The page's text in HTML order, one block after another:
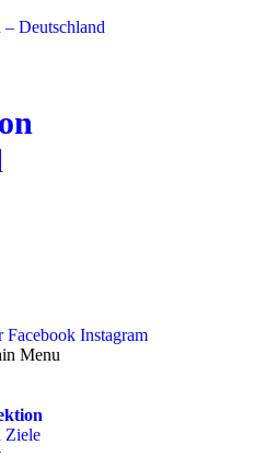
Deutschland
Facebook Instagram
Menu
Ziele